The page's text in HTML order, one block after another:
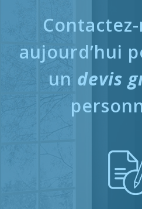
aujourd’hui
un devis